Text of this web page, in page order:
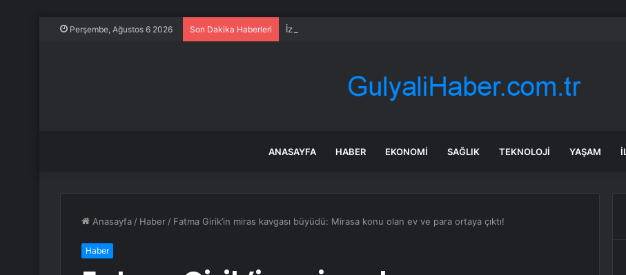
Perşembe, Ağustos 6 2026 Son Dakika Haberleri İzmir’den Kazakistan çıkarması… İzmir ile üç kent arasında ticaret ve kültür
ANASAYFA HABER EKONOMI SAĞLIK TEKNOLOJI YAŞAM
Anasayfa / Haber / Fatma Girik’in miras kavgası büyüdü: Mirasa konu olan ev ve para ortaya çıktı!
Haber